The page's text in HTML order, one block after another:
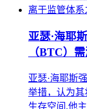
亚瑟·海耶
（BTC）
亚瑟·海耶斯
举措，认为
生存空间,他